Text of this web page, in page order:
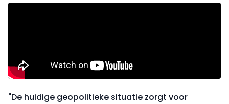
"De huidige geopolitieke situatie zorgt voor